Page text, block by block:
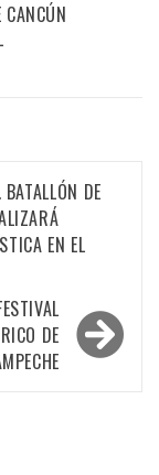
DE
EN EL
DE